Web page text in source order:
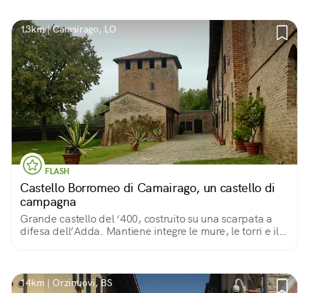
13km | Camairago, LO
FLASH
Castello Borromeo di Camairago, un castello di
campagna
Grande castello del ‘400, costruito su una scarpata a
difesa dell’Adda. Mantiene integre le mure, le torri e il
14km | Orzinuovi, BS